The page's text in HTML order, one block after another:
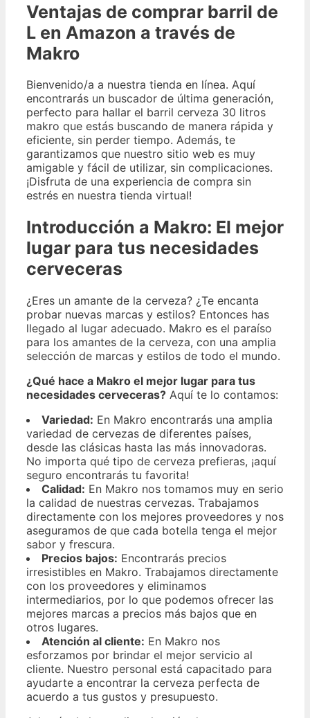
Ventajas de comprar barril de
L en Amazon a través de
Makro
Bienvenido/a a nuestra tienda en línea. Aquí
encontrarás un buscador de última generación,
perfecto para hallar el barril cerveza 30 litros
makro que estás buscando de manera rápida y
eficiente, sin perder tiempo. Además, te
garantizamos que nuestro sitio web es muy
amigable y fácil de utilizar, sin complicaciones.
¡Disfruta de una experiencia de compra sin
estrés en nuestra tienda virtual!
Introducción a Makro: El mejor
lugar para tus necesidades
cerveceras
¿Eres un amante de la cerveza? ¿Te encanta
probar nuevas marcas y estilos? Entonces has
llegado al lugar adecuado. Makro es el paraíso
para los amantes de la cerveza, con una amplia
selección de marcas y estilos de todo el mundo.
¿Qué hace a Makro el mejor lugar para tus
necesidades cerveceras? Aquí te lo contamos:
Variedad: En Makro encontrarás una amplia
variedad de cervezas de diferentes países,
desde las clásicas hasta las más innovadoras.
No importa qué tipo de cerveza prefieras, ¡aquí
seguro encontrarás tu favorita!
Calidad: En Makro nos tomamos muy en serio
la calidad de nuestras cervezas. Trabajamos
directamente con los mejores proveedores y nos
aseguramos de que cada botella tenga el mejor
sabor y frescura.
Precios bajos: Encontrarás precios
irresistibles en Makro. Trabajamos directamente
con los proveedores y eliminamos
intermediarios, por lo que podemos ofrecer las
mejores marcas a precios más bajos que en
otros lugares.
Atención al cliente: En Makro nos
esforzamos por brindar el mejor servicio al
cliente. Nuestro personal está capacitado para
ayudarte a encontrar la cerveza perfecta de
acuerdo a tus gustos y presupuesto.